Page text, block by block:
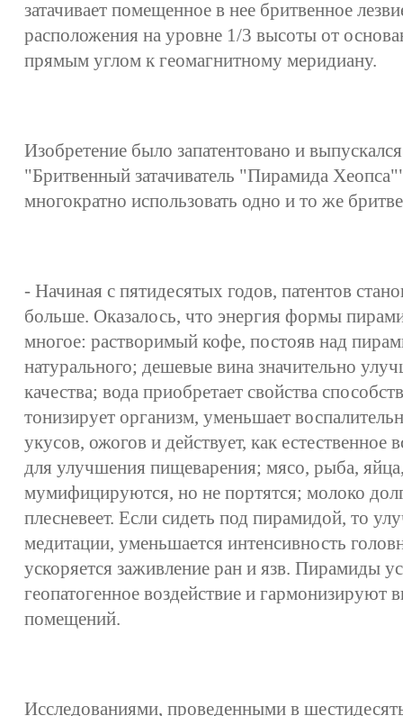
затачивает помещенное в нее бритвенное
расположения на уровне 1/3 высоты от
прямым углом к геомагнитному меридиану.
Изобретение было запатентовано и
"Бритвенный затачиватель "Пирамида
многократно использовать одно и то же
- Начиная с пятидесятых годов, патентов
больше. Оказалось, что энергия формы
многое: растворимый кофе, постояв над
натурального; дешевые вина значительно
качества; вода приобретает свойства
тонизирует организм, уменьшает
укусов, ожогов и действует, как естественное
для улучшения пищеварения; мясо, рыба,
мумифицируются, но не портятся; молоко
плесневеет. Если сидеть под пирамидой, то
медитации, уменьшается интенсивность
ускоряется заживление ран и язв. Пирамиды
геопатогенное воздействие и гармонизируют
помещений.
Исследованиями, проведенными в